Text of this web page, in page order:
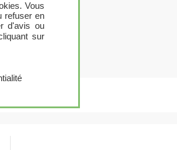
Vous
refuser en
d'avis ou
sur